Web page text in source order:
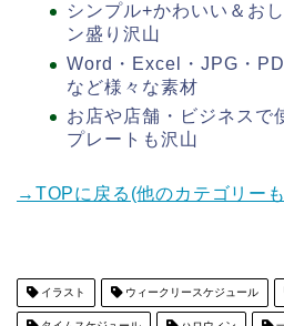
シンプル+かわいい＆お
ン盛り沢山
Word・Excel・JPG・
など様々な素材
お店や店舗・ビジネスで
プレートも沢山
→TOPに戻る(他のカテゴリー
イラスト ウィークリースケジュール